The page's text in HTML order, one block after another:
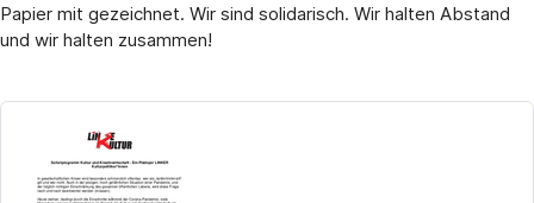
Papier mit gezeichnet. Wir sind solidarisch. Wir halten Abstand
und wir halten zusammen!